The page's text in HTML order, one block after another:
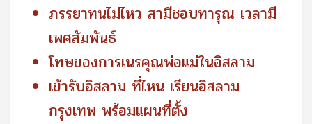
ภรรยาทนไม่ไหว สามีชอบทารุณ เวลามี
เพศสัมพันธ์
โทษของการเนรคุณพ่อแม่ในอิสลาม
เข้ารับอิสลาม ที่ไหน เรียนอิสลาม
กรุงเทพ พร้อมแผนที่ตั้ง